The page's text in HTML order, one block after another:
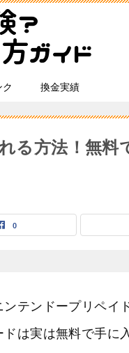
ク 換金実績
る方法！無料
0
テンドープリペイ
は実は無料で手に